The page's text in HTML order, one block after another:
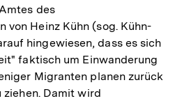
des
von Heinz Kühn (sog. Kühn-
hingewiesen, dass es sich
faktisch um Einwanderung
Migranten planen zurück
Damit wird